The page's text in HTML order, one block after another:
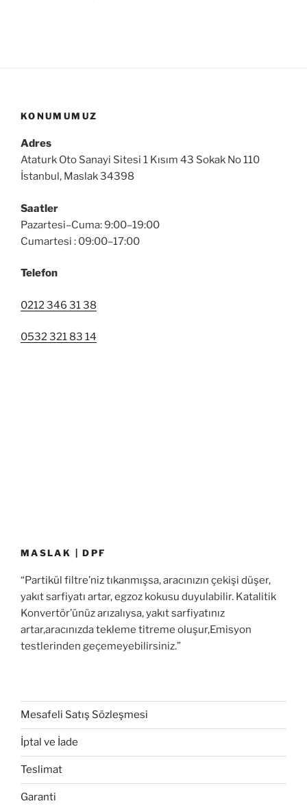
KONUMUMUZ
Adres
Ataturk Oto Sanayi Sitesi 1 Kısım 43 Sokak No 110
İstanbul, Maslak 34398
Saatler
Pazartesi–Cuma: 9:00–19:00
Cumartesi : 09:00–17:00
Telefon
0212 346 31 38
0532 321 83 14
MASLAK | DPF
“Partikül filtre’niz tıkanmışsa, aracınızın çekişi düşer,
yakıt sarfiyatı artar, egzoz kokusu duyulabilir. Katalitik
Konvertör’ünüz arızalıysa, yakıt sarfiyatınız
artar,aracınızda tekleme titreme oluşur,Emisyon
testlerinden geçemeyebilirsiniz.”
Mesafeli Satış Sözleşmesi
İptal ve İade
Teslimat
Garanti